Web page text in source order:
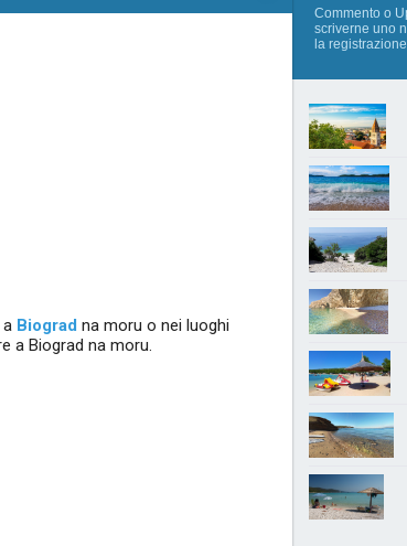
Commento o
scriverne uno
la registrazione
Biograd na moru o nei luoghi
a Biograd na moru.